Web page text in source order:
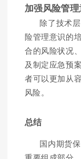
加强风险管
除了技术
险管理意识的
合的风险状况
及制定应急预
者可以更加从
风险。
总结
国内期货